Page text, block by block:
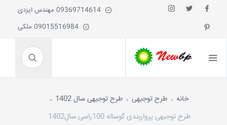
خانه طرح توجیهی
طرح توجیهی سال 1402
طرح توجیهی پرواربندی گوساله 100راسی سال1402